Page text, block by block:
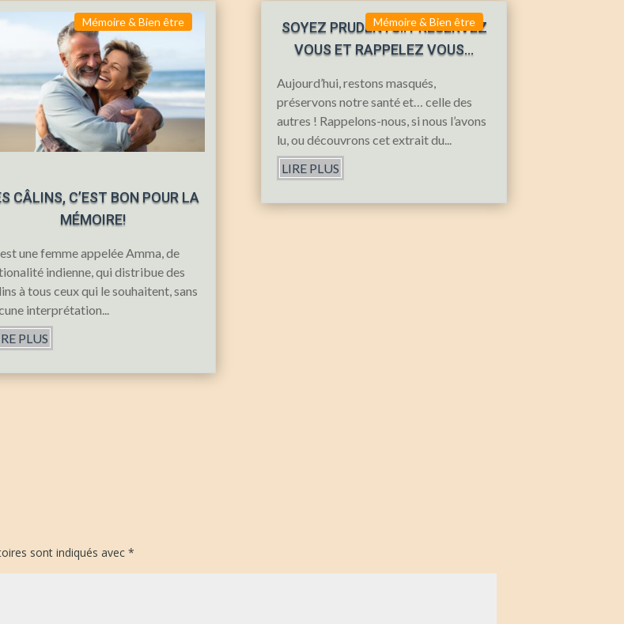
CÂLINS, C’EST BON POUR LA
MÉMOIRE!
Mémoire & Bien être
une femme appelée Amma, de
indienne, qui distribue des
à tous ceux qui le souhaitent, sans
interprétation...
PLUS
SOYEZ PRUDENTS.. PRÉSERVEZ
VOUS ET RAPPELEZ VOUS…
Mémoire & Bien être
Aujourd’hui, restons masqués,
préservons notre santé et… celle des
autres ! Rappelons-nous, si nous l’avons
lu, ou découvrons cet extrait du...
LIRE PLUS
sont indiqués avec*